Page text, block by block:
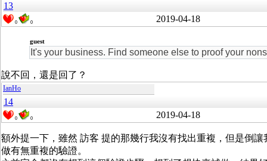
13
0 0 2019-04-18
guest
It's your business. Find someone else to proof your
說不回，還是回了？
IanHo
14
0 0 2019-04-18
額外提一下，雖然 訪客 提的那幾行我沒有找出重複，但是倒
做有無重複的驗證。